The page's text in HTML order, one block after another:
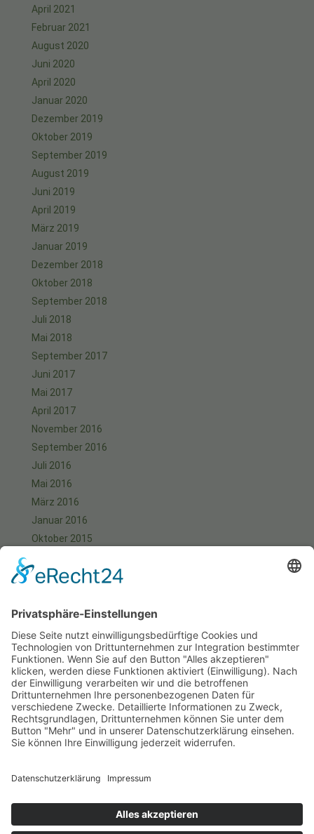
April 2021
Februar 2021
August 2020
Juni 2020
April 2020
Januar 2020
Dezember 2019
Oktober 2019
September 2019
August 2019
Juni 2019
April 2019
März 2019
Januar 2019
Dezember 2018
Oktober 2018
September 2018
Juli 2018
Mai 2018
September 2017
Juni 2017
Mai 2017
April 2017
November 2016
September 2016
Juli 2016
Mai 2016
März 2016
Januar 2016
Oktober 2015
August 2015
Juni 2015
Mai 2015
April 2015
März 2015
Januar 2015
Meta
Anmelden
Start Aktuell Fotos Kontakt